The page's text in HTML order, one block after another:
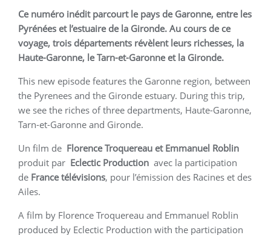
Ce numéro inédit parcourt le pays de Garonne, entre les
Pyrénées et l’estuaire de la Gironde. Au cours de ce
voyage, trois départements révèlent leurs richesses, la
Haute-Garonne, le Tarn-et-Garonne et la Gironde.
This new episode features the Garonne region, between
the Pyrenees and the Gironde estuary. During this trip,
we see the riches of three departments, Haute-Garonne,
Tarn-et-Garonne and Gironde.
Un film de Florence Troquereau et Emmanuel Roblin
produit par Eclectic Production avec la participation
de France télévisions, pour l’émission des Racines et des
Ailes.
A film by Florence Troquereau and Emmanuel Roblin
produced by Eclectic Production with the participation